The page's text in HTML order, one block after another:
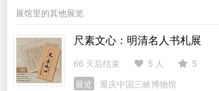
展馆里的其他展览
尺素文心：明清名人书札展
66 天后结束 5 人
5
展览
重庆中国三峡博物馆